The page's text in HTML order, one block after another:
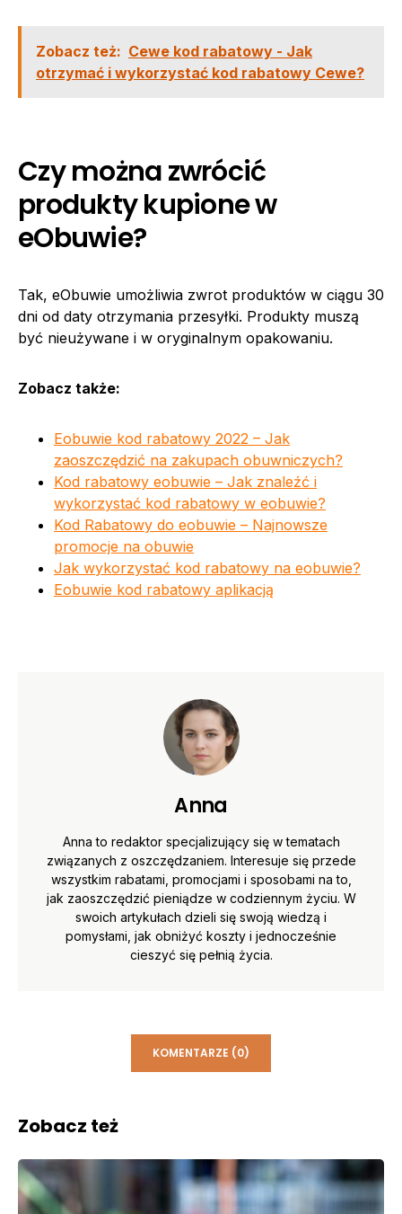
Zobacz też: Cewe kod rabatowy - Jak
otrzymać i wykorzystać kod rabatowy Cewe?
Czy można zwrócić
produkty kupione w
eObuwie?
Tak, eObuwie umożliwia zwrot produktów w ciągu 30
dni od daty otrzymania przesyłki. Produkty muszą
być nieużywane i w oryginalnym opakowaniu.
Zobacz także:
Eobuwie kod rabatowy 2022 – Jak
zaoszczędzić na zakupach obuwniczych?
Kod rabatowy eobuwie – Jak znaleźć i
wykorzystać kod rabatowy w eobuwie?
Kod Rabatowy do eobuwie – Najnowsze
promocje na obuwie
Jak wykorzystać kod rabatowy na eobuwie?
Eobuwie kod rabatowy aplikacją
Anna
Anna to redaktor specjalizujący się w tematach
związanych z oszczędzaniem. Interesuje się przede
wszystkim rabatami, promocjami i sposobami na to,
jak zaoszczędzić pieniądze w codziennym życiu. W
swoich artykułach dzieli się swoją wiedzą i
pomysłami, jak obniżyć koszty i jednocześnie
cieszyć się pełnią życia.
KOMENTARZE (0)
Zobacz też